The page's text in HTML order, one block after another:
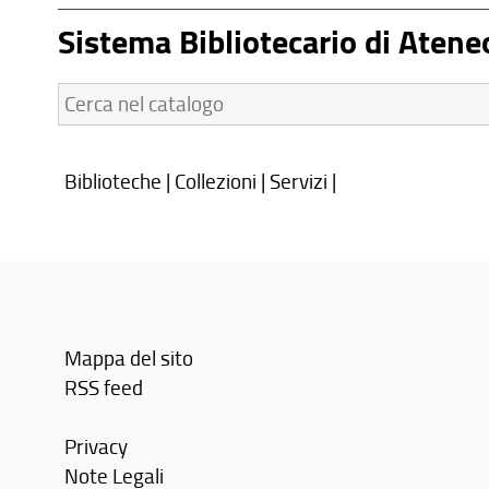
Sistema Bibliotecario di
Cerca
nel
Biblioteche | Collezioni | Servizi |
Mappa del sito
RSS feed
Privacy
Note Legali